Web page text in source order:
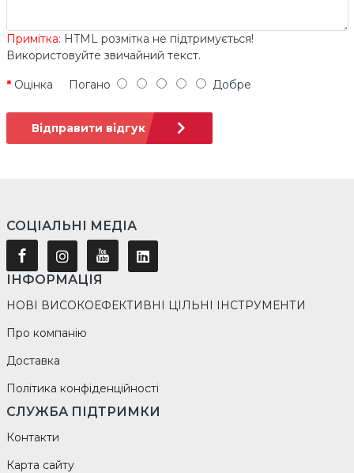
Примітка: HTML розмітка не підтримується!
Використовуйте звичайний текст.
Оцінка Погано Добре
Відправити відгук
СОЦІАЛЬНІ МЕДІА
ІНФОРМАЦІЯ
НОВІ ВИСОКОЕФЕКТИВНІ ЦІЛЬНІ ІНСТРУМЕНТИ
Про компанію
Доставка
Політика конфіденційності
СЛУЖБА ПІДТРИМКИ
Контакти
Карта сайту